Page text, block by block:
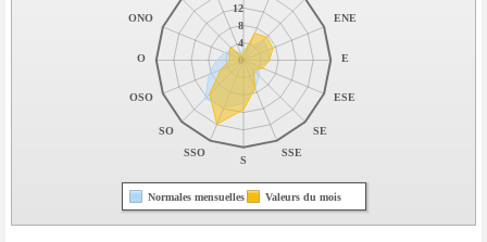
0
4
8
12
ENE
E
ESE
SE
SSE
S
SSO
SO
OSO
O
ONO
Normales mensuelles Valeurs du mois